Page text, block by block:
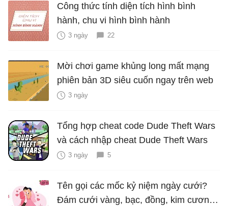
Công thức tính diện tích hình bình
hành, chu vi hình bình hành
3 ngày 22
Mời chơi game khủng long mất mạng
phiên bản 3D siêu cuốn ngay trên web
3 ngày
Tổng hợp cheat code Dude Theft Wars
và cách nhập cheat Dude Theft Wars
3 ngày 5
Tên gọi các mốc kỷ niệm ngày cưới?
Đám cưới vàng, bạc, đồng, kim cương